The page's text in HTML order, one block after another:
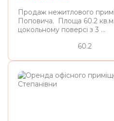
Продаж нежитлового
Поповича. Площа 60.2
цокольному поверсі з 3 ...
60.2